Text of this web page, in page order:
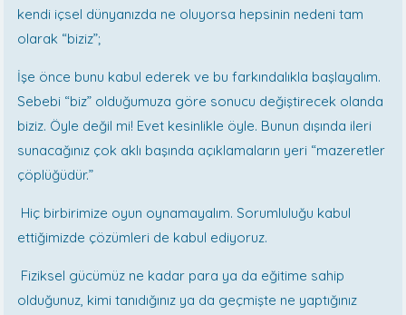
kendi içsel dünyanızda ne oluyorsa hepsinin nedeni tam
olarak “biziz”;
İşe önce bunu kabul ederek ve bu farkındalıkla başlayalım.
Sebebi “biz” olduğumuza göre sonucu değiştirecek olanda
biziz. Öyle değil mi! Evet kesinlikle öyle. Bunun dışında ileri
sunacağınız çok aklı başında açıklamaların yeri “mazeretler
çöplüğüdür.”
Hiç birbirimize oyun oynamayalım. Sorumluluğu kabul
ettiğimizde çözümleri de kabul ediyoruz.
Fiziksel gücümüz ne kadar para ya da eğitime sahip
olduğunuz, kimi tanıdığınız ya da geçmişte ne yaptığınız